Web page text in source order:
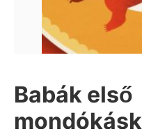
Babák első